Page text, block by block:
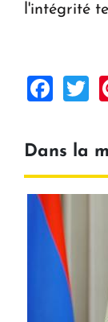
l'intégrité
Dans la